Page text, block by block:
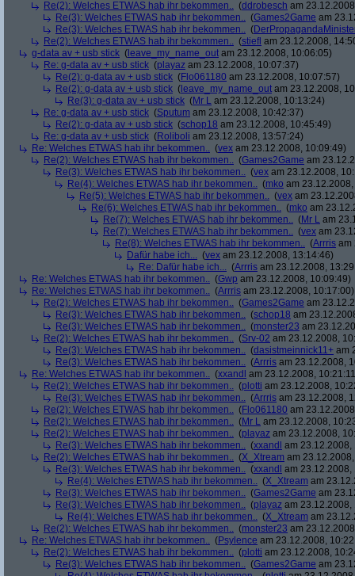
Re(2): Welches ETWAS hab ihr bekommen.. (ddrobesch am
Re(3): Welches ETWAS hab ihr bekommen.. (Games2Game am
Re(3): Welches ETWAS hab ihr bekommen.. (
Re(2): Welches ETWAS hab ihr bekommen.. (stiefl am 23.12.2008,
g-data av + usb stick ( leave_my_name_out am 23.12.2008, 10:06:05)
Re: g-data av + usb stick (playaz am 23.12.2008, 10:07:37)
Re(2): g-data av + usb stick (Flo061180 am 23.12.2008, 10:07:57)
Re(2): g-data av + usb stick ( leave_my_name_out am 23.12.2008,
Re(3): g-data av + usb stick (Mr L am 23.12.2008, 10:13:24)
Re: g-data av + usb stick (Sputum am 23.12.2008, 10:42:37)
Re(2): g-data av + usb stick (schop18 am 23.12.2008, 10:45:49)
Re: g-data av + usb stick (Roliboli am 23.12.2008, 13:57:24)
Re: Welches ETWAS hab ihr bekommen.. (vex am 23.12.2008, 10:09:49)
Re(2): Welches ETWAS hab ihr bekommen.. (Games2Game am
Re(3): Welches ETWAS hab ihr bekommen.. (vex am 23.12.2008,
Re(4): Welches ETWAS hab ihr bekommen.. (mko am
Re(5): Welches ETWAS hab ihr bekommen.. (vex am
Re(6): Welches ETWAS hab ihr bekommen.. (mko am
Re(7): Welches ETWAS hab ihr bekommen.. (Mr L am
Re(7): Welches ETWAS hab ihr bekommen.. (vex am
Re(8): Welches ETWAS hab ihr bekommen.. (Arrris am
Dafür habe ich... (vex am 23.12.2008, 13:14:46)
Re: Dafür habe ich... (Arrris am 23.12.2008,
Re: Welches ETWAS hab ihr bekommen.. (Gwp am 23.12.2008, 10:09:49)
Re: Welches ETWAS hab ihr bekommen.. (Arrris am 23.12.2008, 10:17:00)
Re(2): Welches ETWAS hab ihr bekommen.. (Games2Game am
Re(3): Welches ETWAS hab ihr bekommen.. (schop18 am
Re(3): Welches ETWAS hab ihr bekommen.. (monster23 am
Re(2): Welches ETWAS hab ihr bekommen.. (Srv-02 am 23.12.2008,
Re(3): Welches ETWAS hab ihr bekommen.. (dasistmeinnick11+ am
Re(3): Welches ETWAS hab ihr bekommen.. (Arrris am 23.12.2008,
Re: Welches ETWAS hab ihr bekommen.. (xxandl am 23.12.2008,
Re(2): Welches ETWAS hab ihr bekommen.. (plotti am 23.12.2008,
Re(3): Welches ETWAS hab ihr bekommen.. (Arrris am 23.12.2008,
Re(2): Welches ETWAS hab ihr bekommen.. (Flo061180 am
Re(2): Welches ETWAS hab ihr bekommen.. (Mr L am 23.12.2008,
Re(2): Welches ETWAS hab ihr bekommen.. (playaz am 23.12.2008,
Re(3): Welches ETWAS hab ihr bekommen.. (xxandl am 23.12.2008,
Re(2): Welches ETWAS hab ihr bekommen.. (X_Xtream am
Re(3): Welches ETWAS hab ihr bekommen.. (xxandl am 23.12.2008,
Re(4): Welches ETWAS hab ihr bekommen.. (X_Xtream am
Re(3): Welches ETWAS hab ihr bekommen.. (Games2Game am
Re(3): Welches ETWAS hab ihr bekommen.. (playaz am 23.12.2008,
Re(4): Welches ETWAS hab ihr bekommen.. (X_Xtream am
Re(2): Welches ETWAS hab ihr bekommen.. (monster23 am
Re: Welches ETWAS hab ihr bekommen.. (Psylence am 23.12.2008,
Re(2): Welches ETWAS hab ihr bekommen.. (plotti am 23.12.2008,
Re(3): Welches ETWAS hab ihr bekommen.. (Games2Game am